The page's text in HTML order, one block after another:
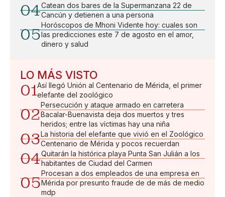
04Catean dos bares de la Supermanzana 22 de
Cancún y detienen a una persona
05
Horóscopos de Mhoni Vidente hoy: cuales son
las predicciones este 7 de agosto en el amor,
dinero y salud
LO MÁS VISTO
01Así llegó Unión al Centenario de Mérida, el primer
elefante del zoológico
02
Persecución y ataque armado en carretera
Bacalar-Buenavista deja dos muertos y tres
heridos; entre las víctimas hay una niña
03La historia del elefante que vivió en el Zoológico
Centenario de Mérida y pocos recuerdan
04Quitarán la histórica playa Punta San Julián a los
habitantes de Ciudad del Carmen
05
Procesan a dos empleados de una empresa en
Mérida por presunto fraude de de más de medio
mdp